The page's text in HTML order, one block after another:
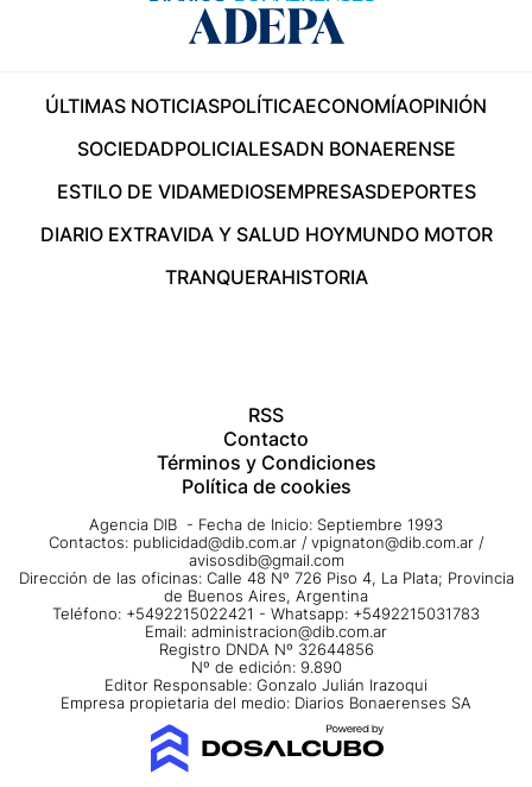
ÚLTIMAS NOTICIASPOLÍTICAECONOMÍAOPINIÓN
SOCIEDADPOLICIALESADN BONAERENSE
ESTILO DE VIDAMEDIOSEMPRESASDEPORTES
DIARIO EXTRAVIDA Y SALUD HOYMUNDO MOTOR
TRANQUERAHISTORIA
RSS
Contacto
Términos y Condiciones
Política de cookies
Agencia DIB - Fecha de Inicio: Septiembre 1993
Contactos: publicidad@dib.com.ar / vpignaton@dib.com.ar /
avisosdib@gmail.com
Dirección de las oficinas: Calle 48 Nº 726 Piso 4, La Plata; Provincia
de Buenos Aires, Argentina
Teléfono: +5492215022421 - Whatsapp: +5492215031783
Email: administracion@dib.com.ar
Registro DNDA Nº 32644856
Nº de edición: 9.890
Editor Responsable: Gonzalo Julián Irazoqui
Empresa propietaria del medio: Diarios Bonaerenses SA